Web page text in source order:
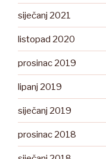
siječanj 2021
listopad 2020
prosinac 2019
lipanj 2019
siječanj 2019
prosinac 2018